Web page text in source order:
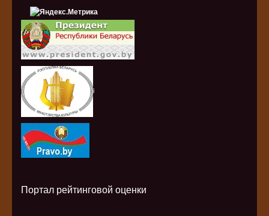
i
Портал рейтинговой оценки